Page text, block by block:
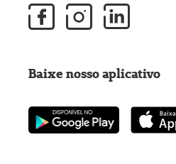
Baixe nosso aplicativo